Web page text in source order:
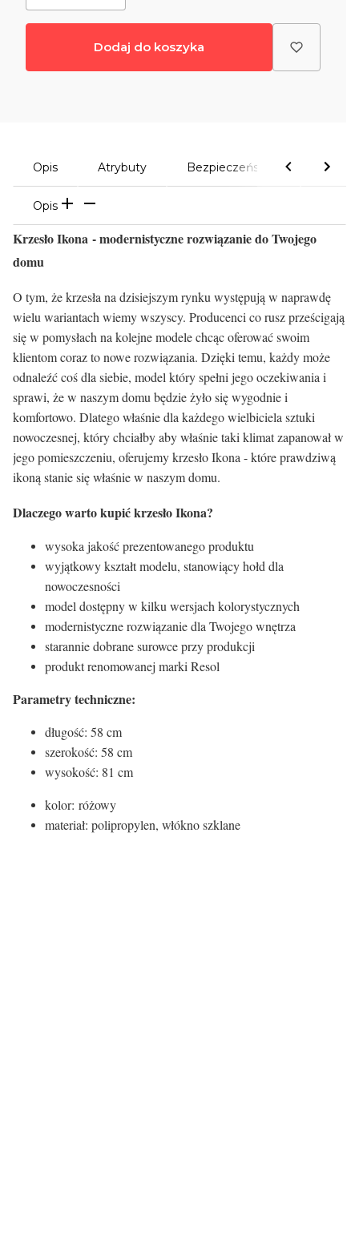
Dodaj do koszyka
Opis Atrybuty Bezpieczeństwo
Opis
Krzesło Ikona - modernistyczne rozwiązanie do Twojego
domu
O tym, że krzesła na dzisiejszym rynku występują w naprawdę
wielu wariantach wiemy wszyscy. Producenci co rusz prześcigają
się w pomysłach na kolejne modele chcąc oferować swoim
klientom coraz to nowe rozwiązania. Dzięki temu, każdy może
odnaleźć coś dla siebie, model który spełni jego oczekiwania i
sprawi, że w naszym domu będzie żyło się wygodnie i
komfortowo. Dlatego właśnie dla każdego wielbiciela sztuki
nowoczesnej, który chciałby aby właśnie taki klimat zapanował w
jego pomieszczeniu, oferujemy krzesło Ikona - które prawdziwą
ikoną stanie się właśnie w naszym domu.
Dlaczego warto kupić krzesło Ikona?
wysoka jakość prezentowanego produktu
wyjątkowy kształt modelu, stanowiący hołd dla
nowoczesności
model dostępny w kilku wersjach kolorystycznych
modernistyczne rozwiązanie dla Twojego wnętrza
starannie dobrane surowce przy produkcji
produkt renomowanej marki Resol
Parametry techniczne:
długość: 58 cm
szerokość: 58 cm
wysokość: 81 cm
kolor: różowy
materiał: polipropylen, włókno szklane